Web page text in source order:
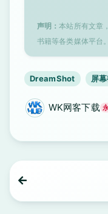
声明：本站所有文章
书籍等各类媒体平台
DreamShot 屏
WK网客下载